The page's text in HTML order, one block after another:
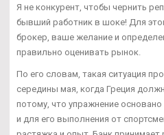
Я не конкурент, чтобы чернить
бывший работник в шоке! Для
брокер, ваше желание и
правильно оценивать рынок.
По его словам, такая ситуация
середины мая, когда Греция
потому, что упражнение
и для его выполнения от